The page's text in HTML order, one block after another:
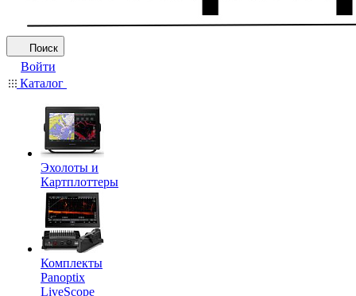
Поиск
Войти
Каталог
Эхолоты и
Картплоттеры
Комплекты
Panoptix
LiveScope